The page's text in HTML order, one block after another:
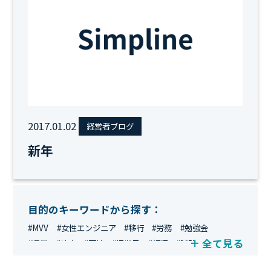
2017.01.02 経営者ブログ
新年
目的のキーワードから探す：
#MVV #女性エンジニア #移行 #労務
#勉強会
#運用
#地方 #面接 #IT業界 #経理
#試験 全て見る